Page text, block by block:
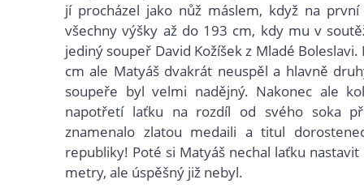
jí procházel jako nůž máslem, když na první
všechny výšky až do 193 cm, kdy mu v
jediný soupeř David Kožíšek z Mladé Boleslavi.
cm ale Matyáš dvakrát neuspěl a hlavně
soupeře byl velmi nadějný. Nakonec ale
napotřetí laťku na rozdíl od svého soka
znamenalo zlatou medaili a titul
republiky! Poté si Matyáš nechal laťku
metry, ale úspěšný již nebyl.